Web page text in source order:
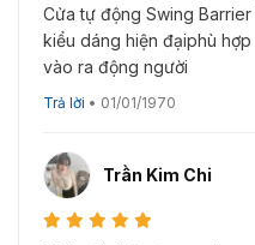
Cửa tự động Swing
kiểu dáng hiện đạiphù
vào ra động người
Trả lời • 01/01/1970
Trần Kim Chi